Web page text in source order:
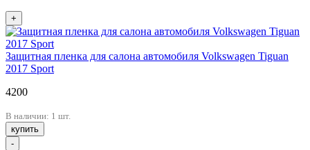
+
Защитная пленка для салона автомобиля Volkswagen Tiguan
2017 Sport
4200
В наличии: 1 шт.
купить
-